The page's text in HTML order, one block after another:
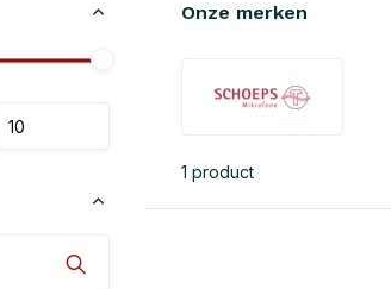
Onze merken
1 product